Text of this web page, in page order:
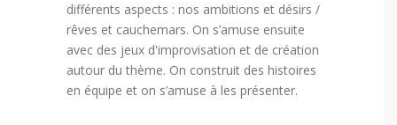
différents aspects : nos ambitions et désirs /
rêves et cauchemars. On s’amuse ensuite
avec des jeux d'improvisation et de création
autour du thème. On construit des histoires
en équipe et on s’amuse à les présenter.